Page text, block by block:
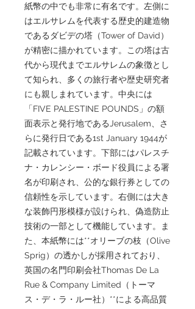
紙幣の中でも非常に有名です。左側に
はエルサレムを代表する歴史的建造物
であるダビデの塔（Tower of David）
が精密に描かれています。この塔は古
代から現代までエルサレムの象徴とし
て知られ、多くの旅行者や歴史研究者
にも親しまれています。中央には
「FIVE PALESTINE POUNDS」の額
面表示と発行地であるJerusalem、さ
らに発行日である1st January 1944が
記載されています。下部にはパレスチ
ナ・カレンシー・ボード役員による署
名が印刷され、公的な銀行券としての
信頼性を示しています。右側には大き
な装飾円形模様が設けられ、偽造防止
技術の一部として機能しています。ま
た、本紙幣には**オリーブの枝（Olive
Sprig）の透かしが採用されており、
英国の名門印刷会社Thomas De La
Rue & Company Limited（トーマ
ス・デ・ラ・ルー社）**による高品質